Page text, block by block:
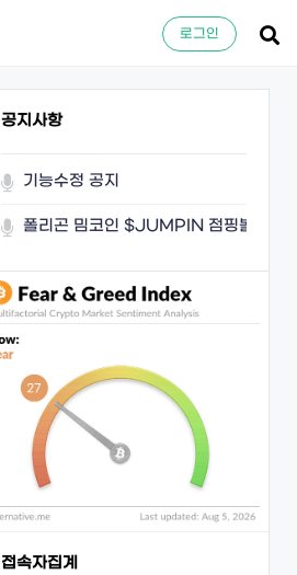
로그인
공지사항
기능수정 공지
폴리곤 밈코인 $JUMPIN 점핑볼이 쏜
접속자집계